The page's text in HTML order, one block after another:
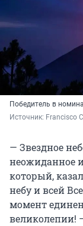
Победитель в
Источник: Francisco
— Звездное
неожиданное
который,
небу и всей
момент
великолепии!